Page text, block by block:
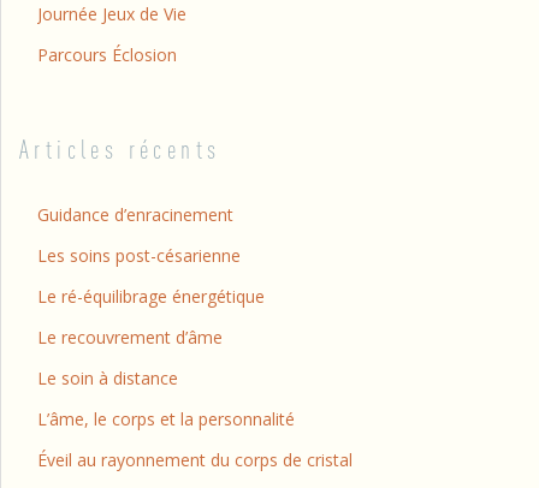
Journée Jeux de Vie
Parcours Éclosion
Articles récents
Guidance d’enracinement
Les soins post-césarienne
Le ré-équilibrage énergétique
Le recouvrement d’âme
Le soin à distance
L’âme, le corps et la personnalité
Éveil au rayonnement du corps de cristal